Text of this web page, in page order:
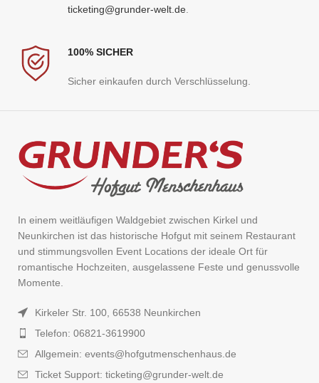
ticketing@grunder-welt.de
100% SICHER
Sicher einkaufen durch Verschlüsselung.
In einem weitläufigen Waldgebiet zwischen Kirkel und
Neunkirchen ist das historische Hofgut mit seinem Restaurant
und stimmungsvollen Event Locations der ideale Ort für
romantische Hochzeiten, ausgelassene Feste und genussvolle
Momente.
Kirkeler Str. 100, 66538 Neunkirchen
Telefon: 06821-3619900
Allgemein: events@hofgutmenschenhaus.de
Ticket Support: ticketing@grunder-welt.de